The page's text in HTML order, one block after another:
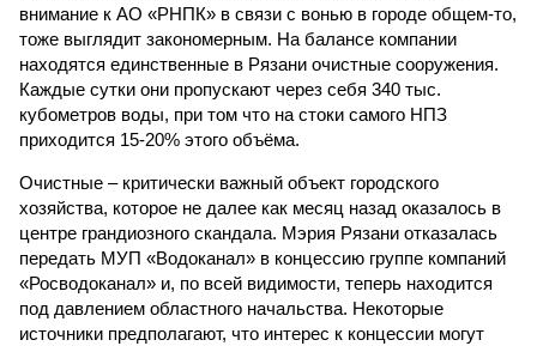
внимание к АО «РНПК» в связи с вонью в городе общем-то,
тоже выглядит закономерным. На балансе компании
находятся единственные в Рязани очистные сооружения.
Каждые сутки они пропускают через себя 340 тыс.
кубометров воды, при том что на стоки самого НПЗ
приходится 15-20% этого объёма.
Очистные – критически важный объект городского
хозяйства, которое не далее как месяц назад оказалось в
центре грандиозного скандала. Мэрия Рязани отказалась
передать МУП «Водоканал» в концессию группе компаний
«Росводоканал» и, по всей видимости, теперь находится
под давлением областного начальства. Некоторые
источники предполагают, что интерес к концессии могут